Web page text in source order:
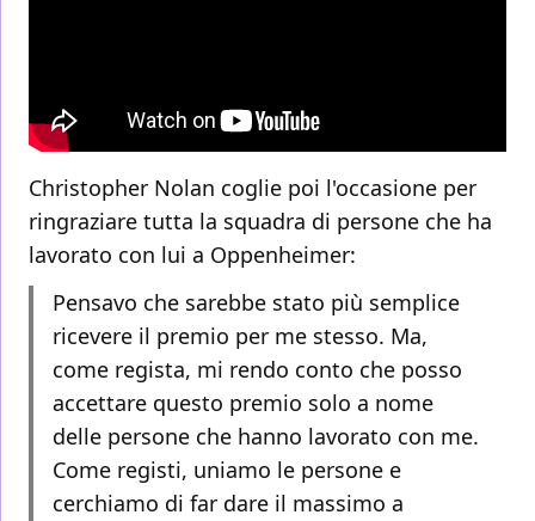
Christopher Nolan coglie poi l'occasione per
ringraziare tutta la squadra di persone che ha
lavorato con lui a Oppenheimer:
Pensavo che sarebbe stato più semplice
ricevere il premio per me stesso. Ma,
come regista, mi rendo conto che posso
accettare questo premio solo a nome
delle persone che hanno lavorato con me.
Come registi, uniamo le persone e
cerchiamo di far dare il massimo a